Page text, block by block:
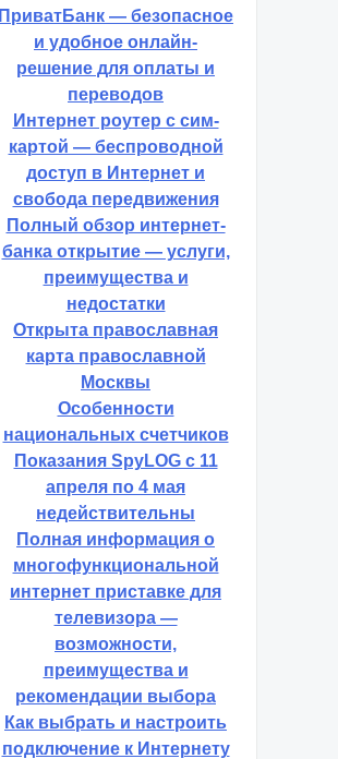
ПриватБанк — безопасное
и удобное онлайн-
решение для оплаты и
переводов
Интернет роутер с сим-
картой — беспроводной
доступ в Интернет и
свобода передвижения
Полный обзор интернет-
банка открытие — услуги,
преимущества и
недостатки
Открыта православная
карта православной
Москвы
Особенности
национальных счетчиков
Показания SpyLOG с 11
апреля по 4 мая
недействительны
Полная информация о
многофункциональной
интернет приставке для
телевизора —
возможности,
преимущества и
рекомендации выбора
Как выбрать и настроить
подключение к Интернету